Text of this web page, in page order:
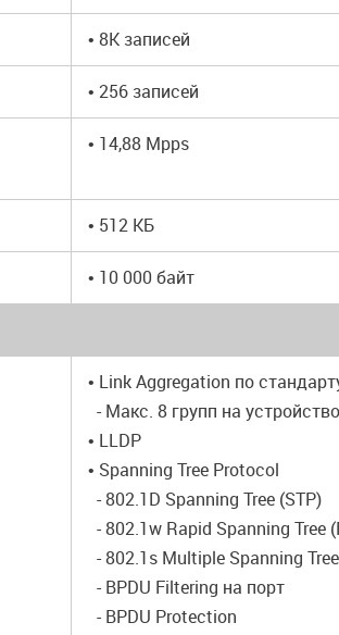
• 8K записей
• 256 записей
• 14,88 Mpps
• 512 КБ
• 10 000 байт
• Link Aggregation по
- Макс. 8 групп на
• LLDP
• Spanning Tree Protocol
- 802.1D Spanning Tree (STP)
- 802.1w Rapid Spanning Tree
- 802.1s Multiple Spanning
- BPDU Filtering на порт
- BPDU Protection